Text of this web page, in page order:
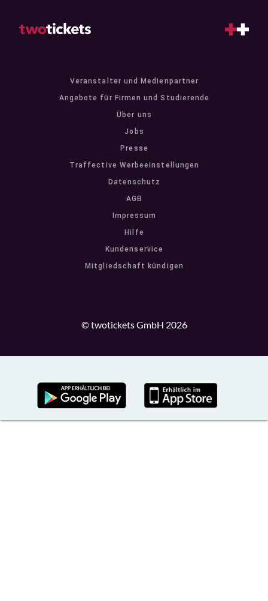
Veranstalter und Medienpartner
Angebote für Firmen und Studierende
Über uns
Jobs
Presse
Traffective Werbeeinstellungen
Datenschutz
AGB
Impressum
Hilfe
Kundenservice
Mitgliedschaft kündigen
© twotickets GmbH 2026